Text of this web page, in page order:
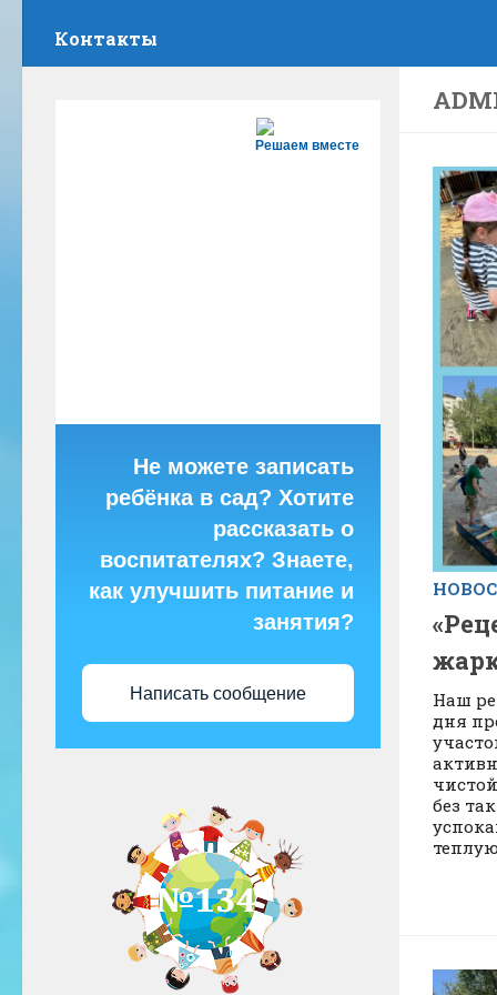
Контакты
Наш
дня
без
Решаем вместе
Не можете записать
ребёнка в сад? Хотите
рассказать о
воспитателях? Знаете,
как улучшить питание и
занятия?
Написать сообщение